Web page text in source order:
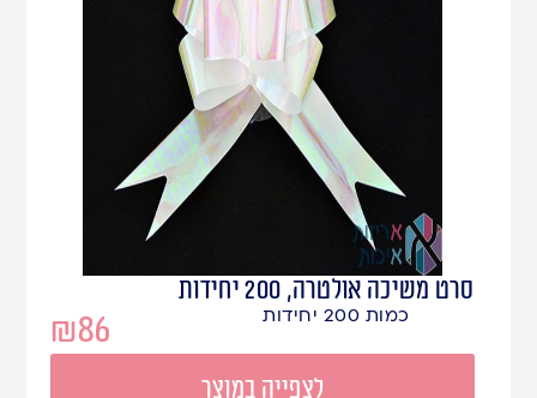
סרט משיכה אולטרה, 200 יחידות
₪86 כמות 200 יחידות
לצפייה במוצר